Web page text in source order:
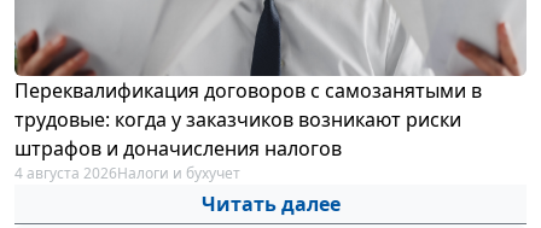
Переквалификация договоров с самозанятыми в
трудовые: когда у заказчиков возникают риски
штрафов и доначисления налогов
4 августа 2026Налоги и бухучет
Читать далее